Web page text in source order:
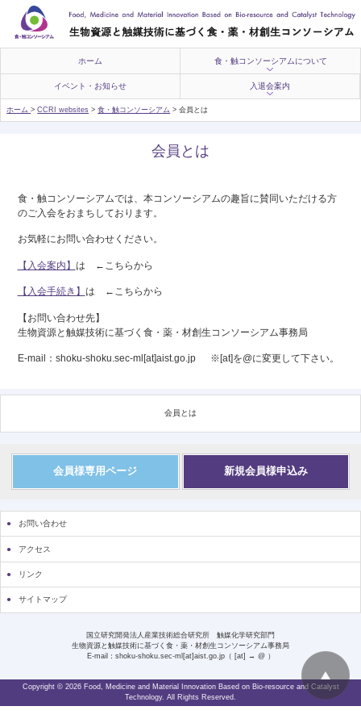
ホーム 食・触コンソーシアムについて
イベント・お知らせ 入退会案内
ホーム>CCRI websites >食・触コンソーシアム >会員とは
会員とは
食・触コンソーシアムでは、本コンソーシアムの趣旨に賛同いただける方
のご入会をおまちしております。
お気軽にお問い合わせください。
【入会案内】 は ←こちらから
【入会手続き】 は ←こちらから
【お問い合わせ先】
生物資源と触媒技術に基づく食・薬・材創生コンソーシアム事務局
E-mail：shoku-shoku.sec-ml[at]aist.go.jp ※[at]を@に変更して下さい。
会員とは
会員様専用ページ 新規会員様申込み
お問い合わせ
アクセス
リンク
サイトマップ
国立研究開発法人産業技術総合研究所 触媒化学研究部門
生物資源と触媒技術に基づく食・薬・材創生コンソーシアム事務局
E-mail：shoku-shoku.sec-ml[at]aist.go.jp（ [at] → @ ）
Copyright © 2026 Food, Medicine and Material Innovation Based on Bio-resource and Catalyst
Technology. All Rights Reserved.